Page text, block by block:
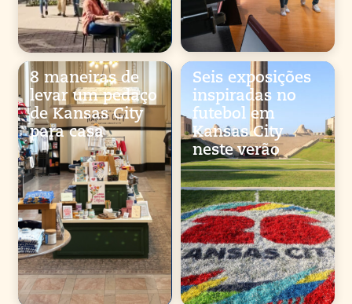
8 maneiras de
levar um pedaço
de Kansas City
para casa
Seis exposições
inspiradas no
futebol em
Kansas City
neste verão